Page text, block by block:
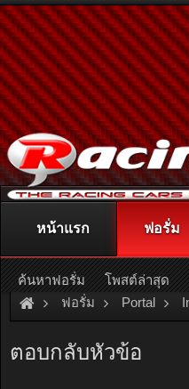
ติดต่อลงโฆษณา
หรืออ่านรายละ
ฟอรั่ม Portal
ตอบกลับหัวข้อ
หน้าแรก ฟอรั่ม
ค้นหาฟอรั่ม โพสต์ล่าสุด